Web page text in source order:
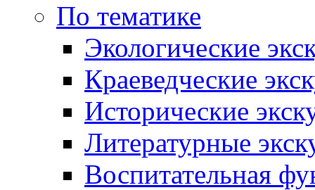
По тематике
Экологические
Краеведческие
Исторические
Литературные
Воспитательная